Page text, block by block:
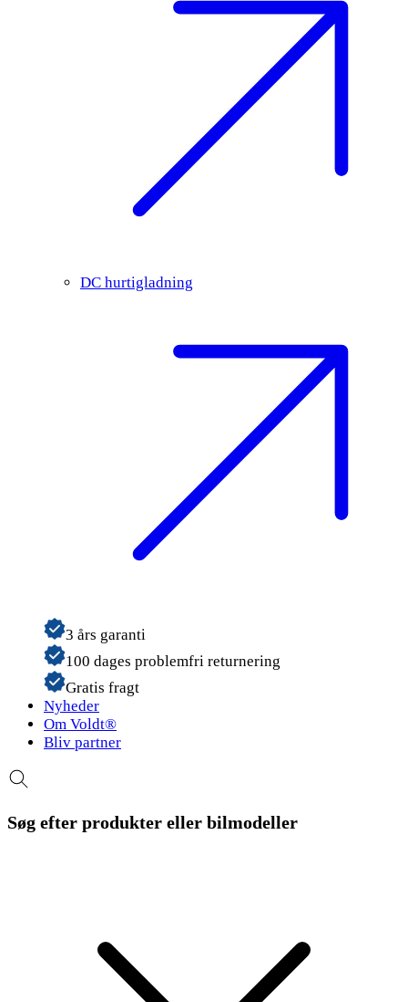
DC hurtigladning
3 års garanti
100 dages problemfri returnering
Gratis fragt
Nyheder
Om Voldt®
Bliv partner
Søg efter produkter eller bilmodeller